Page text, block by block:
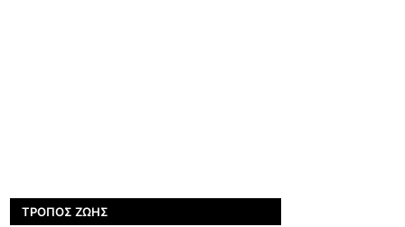
ΤΡΌΠΟΣ ΖΩΉΣ